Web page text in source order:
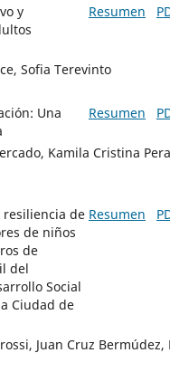
y
Resumen
Sofia Terevinto
Una
Resumen
Kamila Cristina
resiliencia de
de niños
de
del
Social
Ciudad de
Resumen
Juan Cruz Bermúdez,